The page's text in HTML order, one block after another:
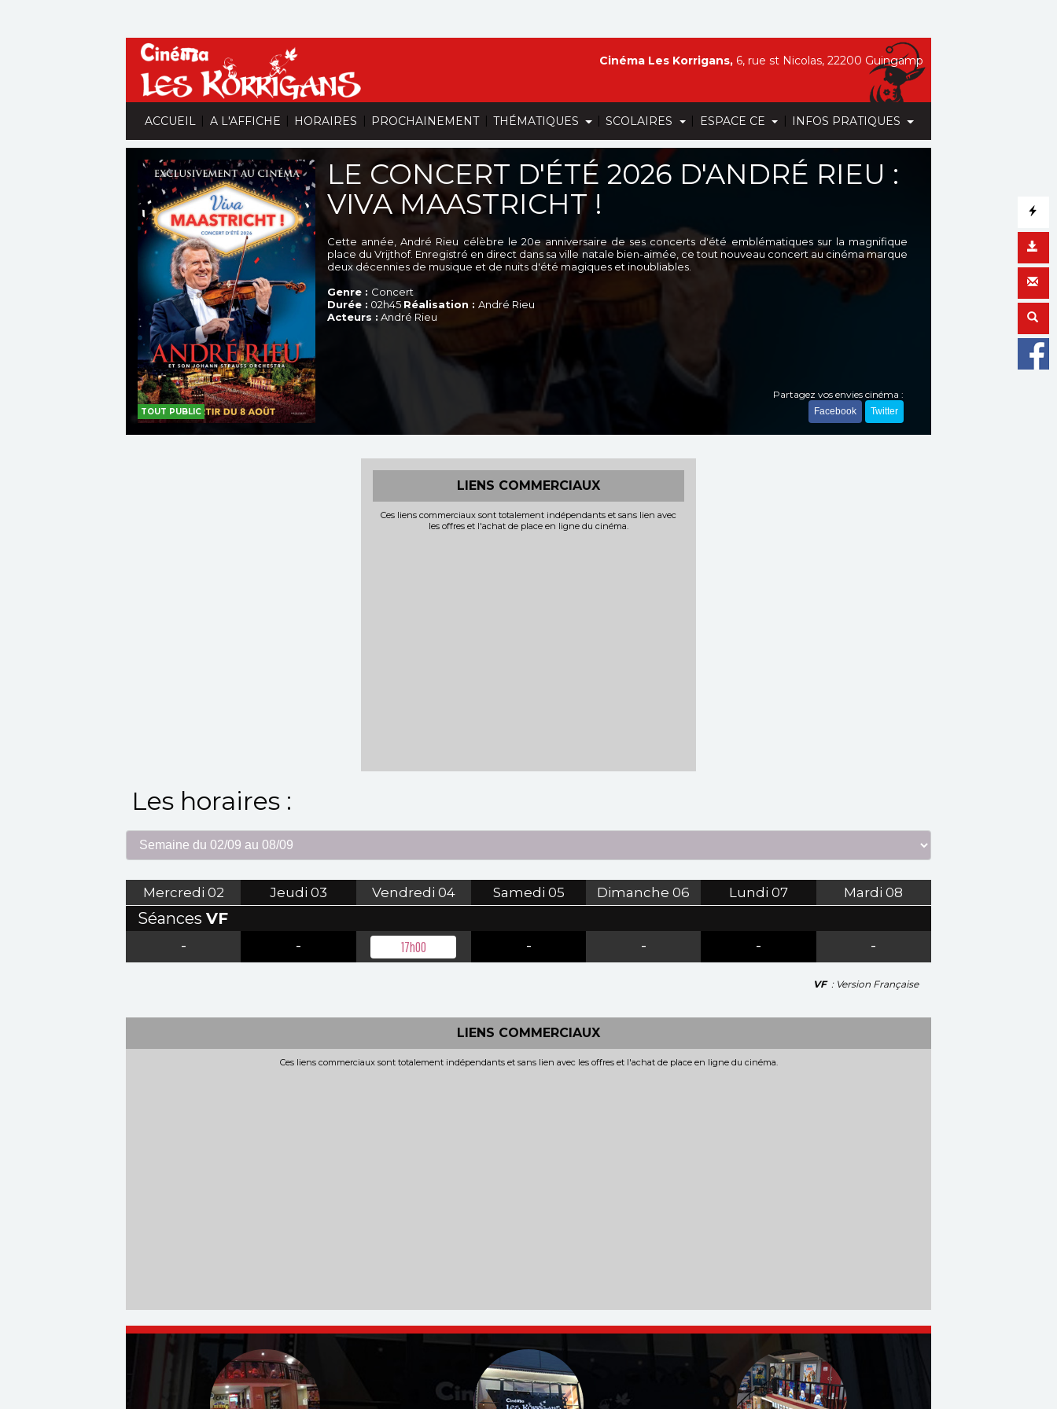
ACCUEIL | A L'AFFICHE | HORAIRES | PROCHAINEMENT | THÉMATIQUES | SCOLAIRES | ESPACE CE | INFOS PRATIQUES
Cinéma Les Korrigans, 6, rue st Nicolas, 22200 Guingamp
TOUT PUBLIC
LE CONCERT D'ÉTÉ 2026 D'ANDRÉ RIEU :
VIVA MAASTRICHT !
Cette année, André Rieu célèbre le 20e anniversaire de ses concerts d'été emblématiques sur la magnifique
place du Vrijthof. Enregistré en direct dans sa ville natale bien-aimée, ce tout nouveau concert au cinéma marque
deux décennies de musique et de nuits d'été magiques et inoubliables.
Genre : Concert
Durée : 02h45 Réalisation : André Rieu
Acteurs : André Rieu
Partagez vos envies cinéma :
Facebook Twitter
LIENS COMMERCIAUX
Ces liens commerciaux sont totalement indépendants et sans lien avec
les offres et l'achat de place en ligne du cinéma.
Les horaires :
Mercredi 02 Jeudi 03 Vendredi 04 Samedi 05 Dimanche 06 Lundi 07 Mardi 08
Séances VF
-
- 17h00 - - - -
VF : Version Française
LIENS COMMERCIAUX
Ces liens commerciaux sont totalement indépendants et sans lien avec les offres et l'achat de place en ligne du cinéma.